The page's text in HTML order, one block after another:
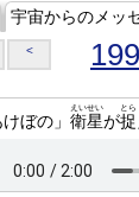
宇宙からのメッ
<
ぼの」 衛星
えいせい
が捉
とら